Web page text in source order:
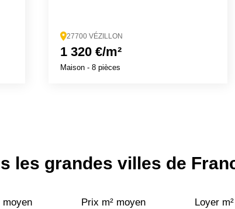
27700 VÉZILLON
1 320 €/m²
Maison- 8 pièces
les grandes villes de
moyen
Prix m² moyen
Loyer